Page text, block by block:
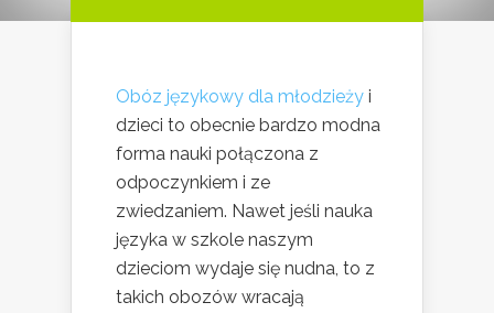
Obóz językowy dla młodzieży i
dzieci to obecnie bardzo modna
forma nauki połączona z
odpoczynkiem i ze
zwiedzaniem. Nawet jeśli nauka
języka w szkole naszym
dzieciom wydaje się nudna, to z
takich obozów wracają